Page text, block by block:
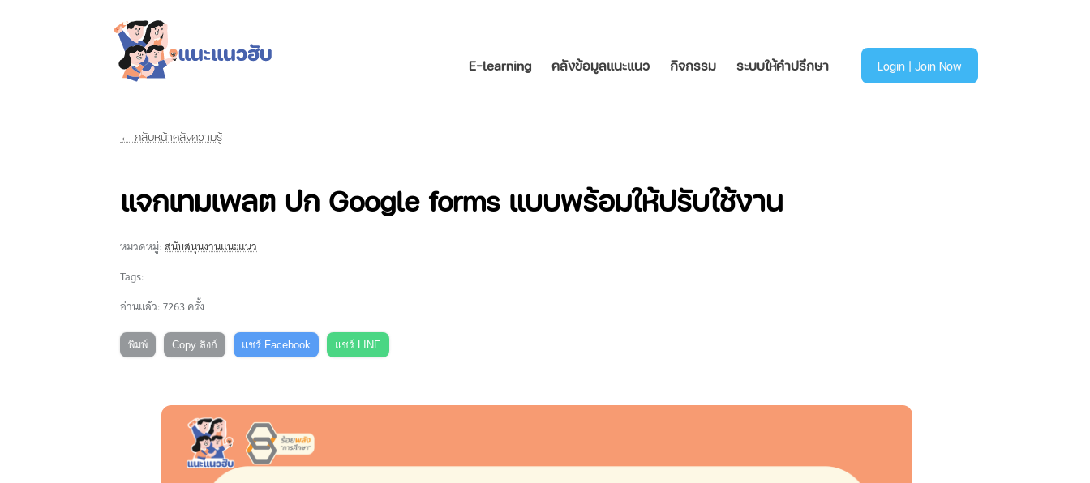
E-learning คลังข้อมูลแนะแนว กิจกรรม ระบบให้คำปรึกษา Login | Join Now
← กลับหน้าคลังความรู้
แจกเทมเพลต ปก Google forms แบบพร้อมให้ปรับใช้งาน
หมวดหมู่:สนับสนุนงานแนะแนว
Tags:
อ่านแล้ว: 7263 ครั้ง
พิมพ์ Copy ลิงก์ แชร์ Facebook แชร์ LINE